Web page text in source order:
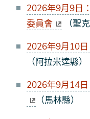
2026年9月9日
委員會
（聖
2026年9月10
（阿拉米達縣）
2026年9月14
（馬林縣）